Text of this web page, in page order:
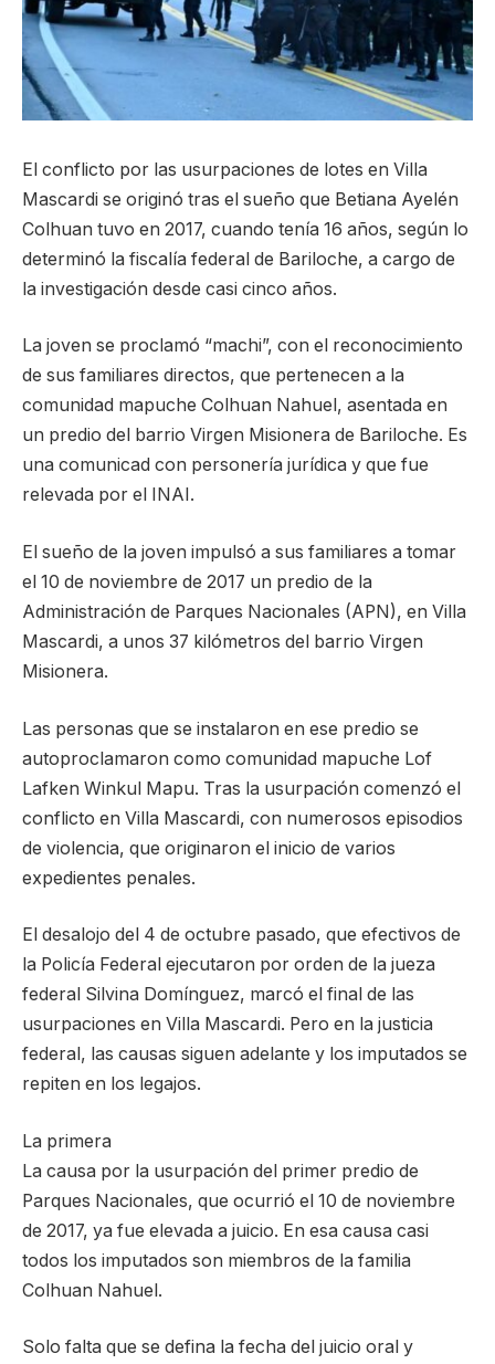
El conflicto por las usurpaciones de lotes en Villa
Mascardi se originó tras el sueño que Betiana Ayelén
Colhuan tuvo en 2017, cuando tenía 16 años, según lo
determinó la fiscalía federal de Bariloche, a cargo de
la investigación desde casi cinco años.
La joven se proclamó “machi”, con el reconocimiento
de sus familiares directos, que pertenecen a la
comunidad mapuche Colhuan Nahuel, asentada en
un predio del barrio Virgen Misionera de Bariloche. Es
una comunicad con personería jurídica y que fue
relevada por el INAI.
El sueño de la joven impulsó a sus familiares a tomar
el 10 de noviembre de 2017 un predio de la
Administración de Parques Nacionales (APN), en Villa
Mascardi, a unos 37 kilómetros del barrio Virgen
Misionera.
Las personas que se instalaron en ese predio se
autoproclamaron como comunidad mapuche Lof
Lafken Winkul Mapu. Tras la usurpación comenzó el
conflicto en Villa Mascardi, con numerosos episodios
de violencia, que originaron el inicio de varios
expedientes penales.
El desalojo del 4 de octubre pasado, que efectivos de
la Policía Federal ejecutaron por orden de la jueza
federal Silvina Domínguez, marcó el final de las
usurpaciones en Villa Mascardi. Pero en la justicia
federal, las causas siguen adelante y los imputados se
repiten en los legajos.
La primera
La causa por la usurpación del primer predio de
Parques Nacionales, que ocurrió el 10 de noviembre
de 2017, ya fue elevada a juicio. En esa causa casi
todos los imputados son miembros de la familia
Colhuan Nahuel.
Solo falta que se defina la fecha del juicio oral y